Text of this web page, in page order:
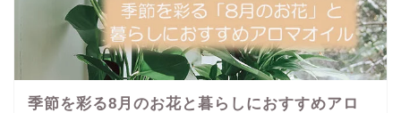
季節を彩る8月のお花と暮らしにおすすめアロ